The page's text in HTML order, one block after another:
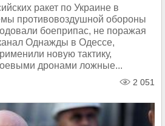
ракет по Украине в
противовоздушной обороны
боеприпас, не поражая
Однажды в Одессе,
новую тактику,
дронами ложные...
2 051